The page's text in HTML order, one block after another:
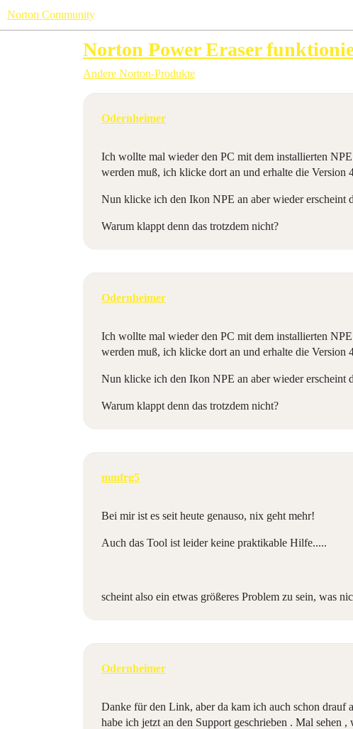
Norton Community
Norton Power Eraser
Andere Norton-Produkte
Odernheimer
Ich wollte mal wieder den PC mit dem installierten
werden muß, ich klicke dort an und erhalte die Version
Nun klicke ich den Ikon NPE an aber wieder erscheint
Warum klappt denn das trotzdem nicht?
Odernheimer
Ich wollte mal wieder den PC mit dem installierten
werden muß, ich klicke dort an und erhalte die Version
Nun klicke ich den Ikon NPE an aber wieder erscheint
Warum klappt denn das trotzdem nicht?
mmfrg5
Bei mir ist es seit heute genauso, nix geht mehr!
Auch das Tool ist leider keine praktikable Hilfe.....
scheint also ein etwas größeres Problem zu sein, was
Odernheimer
Danke für den Link, aber da kam ich auch schon
habe ich jetzt an den Support geschrieben . Mal sehen